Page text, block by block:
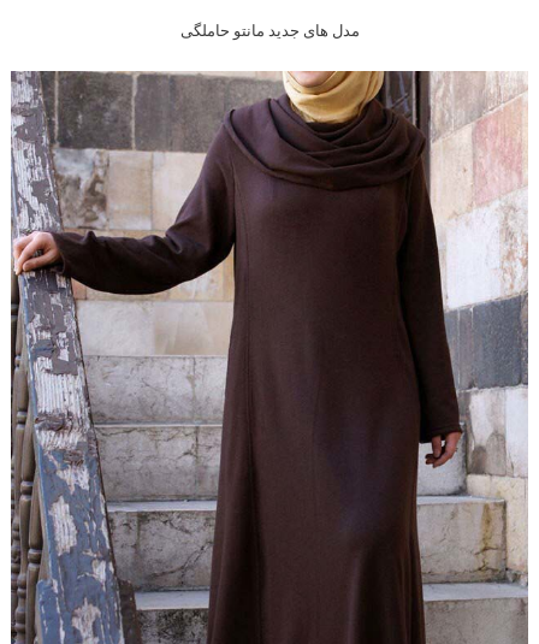
مدل های جدید مانتو حاملگی